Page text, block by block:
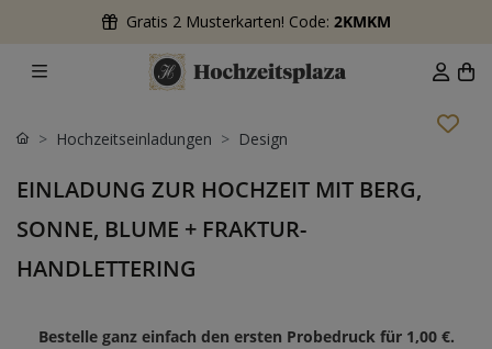
Gratis 2 Musterkarten! Code: 2KMKM
Hochzeitseinladungen Design
EINLADUNG ZUR HOCHZEIT MIT BERG,
SONNE, BLUME + FRAKTUR-
HANDLETTERING
Bestelle ganz einfach den ersten Probedruck für 1,00 €.